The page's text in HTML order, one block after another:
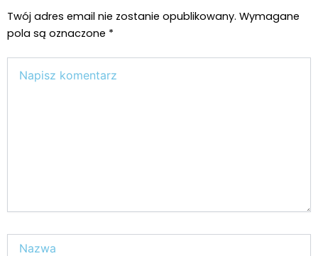
Twój adres email nie zostanie opublikowany. Wymagane
pola są oznaczone *
tutaj..
Nazwa*